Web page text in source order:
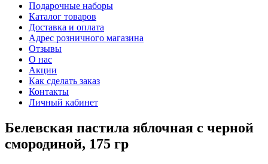
Подарочные наборы
Каталог товаров
Доставка и оплата
Адрес розничного магазина
Отзывы
О нас
Акции
Как сделать заказ
Контакты
Личный кабинет
Белевская пастила яблочная с черной
смородиной, 175 гр